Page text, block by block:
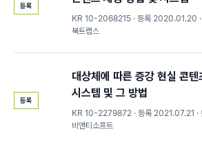
등록
KR 10-2068215 · 등록 2020.01.20 ·
북트랩스
등록
대상체에 따른 증강 현실 콘텐
시스템 및 그 방법
KR 10-2279872 · 등록 2021.07.21 ·
비앤티소프트